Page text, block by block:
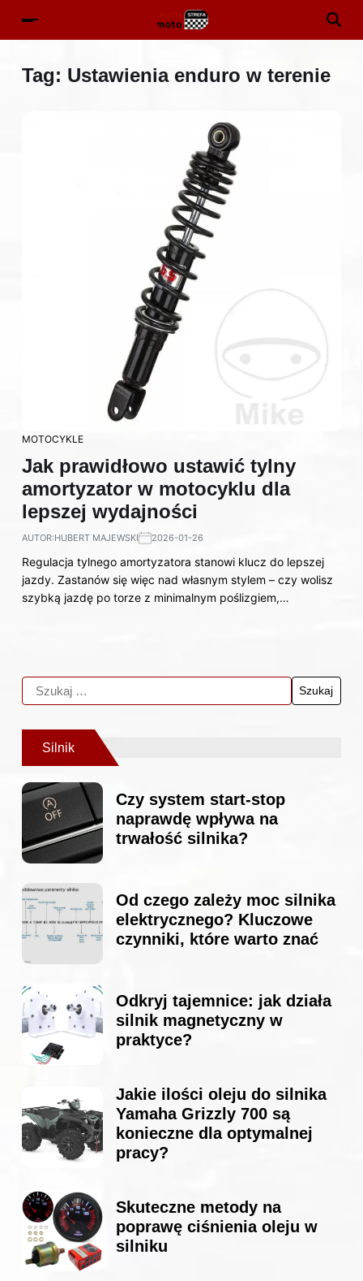
Tag: Ustawienia enduro w terenie
MOTOCYKLE
Jak prawidłowo ustawić tylny
amortyzator w motocyklu dla
lepszej wydajności
AUTOR:HUBERT MAJEWSKI 2026-01-26
Regulacja tylnego amortyzatora stanowi klucz do lepszej
jazdy. Zastanów się więc nad własnym stylem – czy wolisz
szybką jazdę po torze z minimalnym poślizgiem,…
Silnik
Czy system start-stop
naprawdę wpływa na
trwałość silnika?
Od czego zależy moc silnika
elektrycznego? Kluczowe
czynniki, które warto znać
Odkryj tajemnice: jak działa
silnik magnetyczny w
praktyce?
Jakie ilości oleju do silnika
Yamaha Grizzly 700 są
konieczne dla optymalnej
pracy?
Skuteczne metody na
poprawę ciśnienia oleju w
silniku